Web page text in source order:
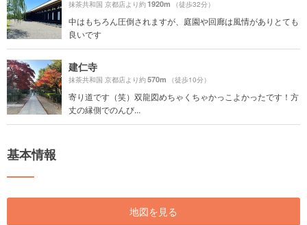
抹茶共和国 京都店より約1920m （徒歩32分）
中はもちろん圧倒されますが、庭園や回廊は風情がありとても
良いです
建仁寺
抹茶共和国 京都店より約570m （徒歩10分）
寄り道です（笑）双龍図めちゃくちゃかっこよかったです！方
丈の縁側でのんび...
基本情報
地図を見る